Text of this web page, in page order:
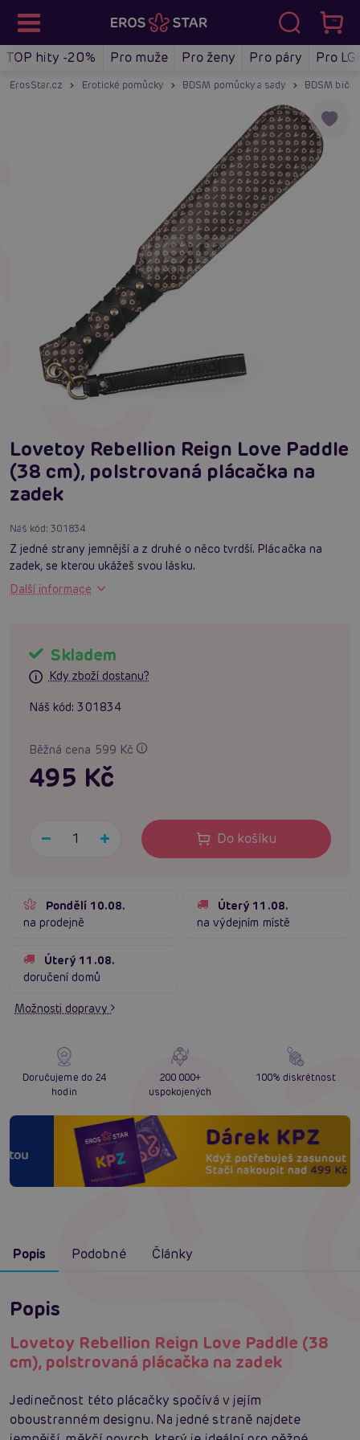
TOP hity -20% Pro muže Pro ženy Pro páry Pro
ErosStar.cz Erotické pomůcky BDSM pomůcky a sady BDSM
Lovetoy Rebellion Reign Love Paddle
(38 cm), polstrovaná plácačka na
zadek
Náš kód:301834
Z jedné strany jemnější a z druhé o něco tvrdší. Plácačka na
zadek, se kterou ukážeš svou lásku.
Další informace
Skladem
Kdy zboží dostanu?
Náš kód: 301834
Běžná cena 599 Kč
495 Kč
Do košíku
Pondělí 10.08.
na prodejně
Úterý 11.08.
na výdejním místě
Úterý 11.08.
doručení domů
Možnosti dopravy
Doručujeme do 24
hodin
200 000+
uspokojených
100% diskrétnost
Popis Podobné Články
Popis
Lovetoy Rebellion Reign Love Paddle (38
cm), polstrovaná plácačka na zadek
Jedinečnost této plácačky spočívá v jejím
oboustranném designu. Na jedné straně najdete